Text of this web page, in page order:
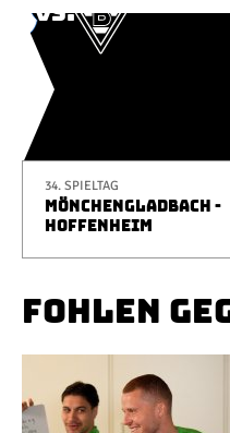
34. SPIELTAG
MÖNCHENGLADBACH -
HOFFENHEIM
FOHLEN